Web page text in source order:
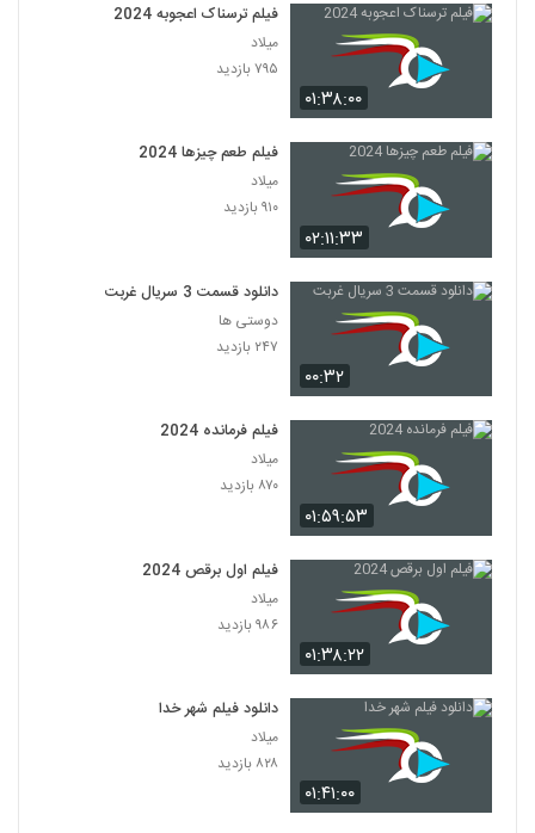
۰۱:۳۸:۰۰
فیلم ترسناک اعجوبه 2024
میلاد
۷۹۵ بازدید
۰۲:۱۱:۳۳
فیلم طعم چیزها 2024
میلاد
۹۱۰ بازدید
۰۰:۳۲
دانلود قسمت 3 سریال غربت
دوستی ها
۲۴۷ بازدید
۰۱:۵۹:۵۳
فیلم فرمانده 2024
میلاد
۸۷۰ بازدید
۰۱:۳۸:۲۲
فیلم اول برقص 2024
میلاد
۹۸۶ بازدید
۰۱:۴۱:۰۰
دانلود فیلم شهر خدا
میلاد
۸۲۸ بازدید